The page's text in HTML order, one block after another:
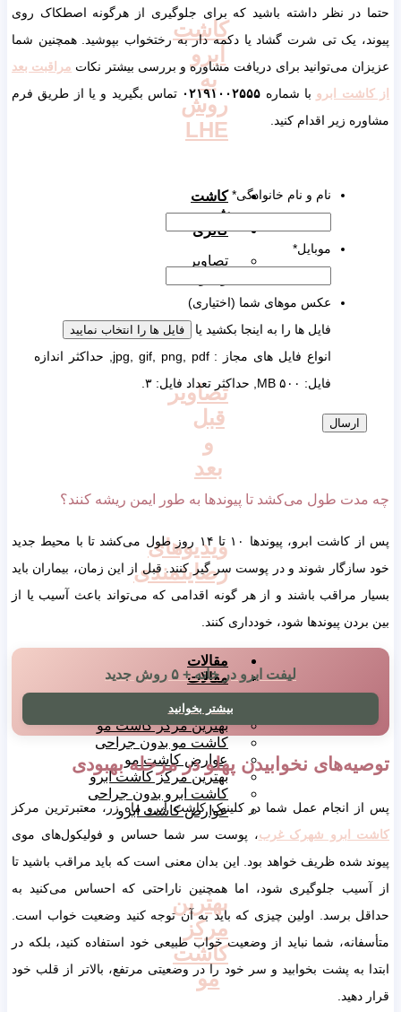
کاشت
ابرو
به
روش
LHE
کاشت
ریش
گالری
تصاویر
تصاویر
ویدیوهای
رضایتمندی
مقالات
مقالات
مهم
بهترین مرکز کاشت مو
کاشت مو بدون جراحی
عوارض کاشت مو
بهترین مرکز کاشت ابرو
کاشت ابرو بدون جراحی
عوارض کاشت ابرو
بهترین
مرکز
کاشت
مو
در نظر داشته باشید که برای جلوگیری از هرگونه اصطکاک روی
یک تی شرت گشاد یا دکمه دار به رختخواب بپوشید. همچنین شما
می‌توانید برای دریافت مشاوره و بررسی بیشتر نکات
مراقبت بعد
ابروبا شماره۰۲۱۹۱۰۰۲۵۵۵ تماس بگیرید و یا از طریق فرم
زیر اقدام کنید.
نام و نام خانوادگی*
موبایل *
عکس موهای شما (اختیاری)
فایل ها را به اینجا بکشید یا فایل ها را انتخاب نمایید
انواع فایل های مجاز : jpg, gif, png, pdf, حداکثر اندازه
طول می‌کشد تا پیوندها به طور ایمن ریشه کنند؟
پس از کاشت ابرو، پیوندها ۱۰ تا ۱۴ روز طول می‌کشد تا با محیط جدید
شوند و در پوست سر گیر کنند. قبل از این زمان، بیماران باید
مراقب باشند و از هر گونه اقدامی که می‌تواند باعث آسیب یا از
پیوندها شود، خودداری کنند.
لیفت ابرو در خانه + ۵ روش جدید
بیشتر بخوانید
نخوابیدن پهلو در مرحله بهبودی
انجام عمل شما در کلینیک کاشت ابرو ماه زر، معتبرترین مرکز
ابرو شهرک غرب، پوست سر شما حساس و فولیکول‌های موی
شده ظریف خواهد بود. این بدان معنی است که باید مراقب باشید تا
جلوگیری شود، اما همچنین ناراحتی که احساس می‌کنید به
برسد. اولین چیزی که باید به آن توجه کنید وضعیت خواب است.
شما نباید از وضعیت خواب طبیعی خود استفاده کنید، بلکه در
به پشت بخوابید و سر خود را در وضعیتی مرتفع، بالاتر از قلب خود